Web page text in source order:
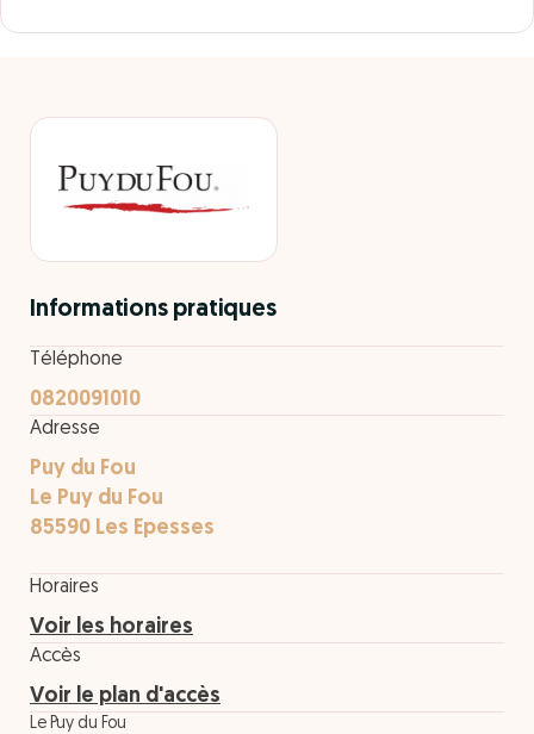
Informations pratiques
Téléphone
0820091010
Adresse
Puy du Fou
Le Puy du Fou
85590 Les Epesses
Horaires
Voir les horaires
Accès
Voir le plan d'accès
Le Puy du Fou